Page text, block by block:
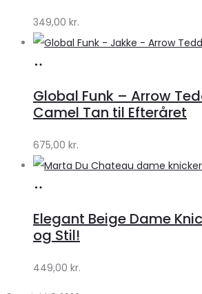
349,00 kr.
Lykke
Lykke
Global Funk – Arrow
Camel Tan til Efteråret
675,00 kr.
Klædeskabet.dk
Elegant Beige Dame
og Stil!
449,00 kr.